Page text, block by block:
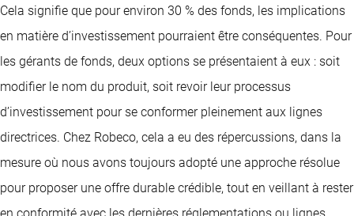
Cela signifie que pour environ 30 % des fonds, les implications
en matière d’investissement pourraient être conséquentes. Pour
les gérants de fonds, deux options se présentaient à eux : soit
modifier le nom du produit, soit revoir leur processus
d’investissement pour se conformer pleinement aux lignes
directrices. Chez Robeco, cela a eu des répercussions, dans la
mesure où nous avons toujours adopté une approche résolue
pour proposer une offre durable crédible, tout en veillant à rester